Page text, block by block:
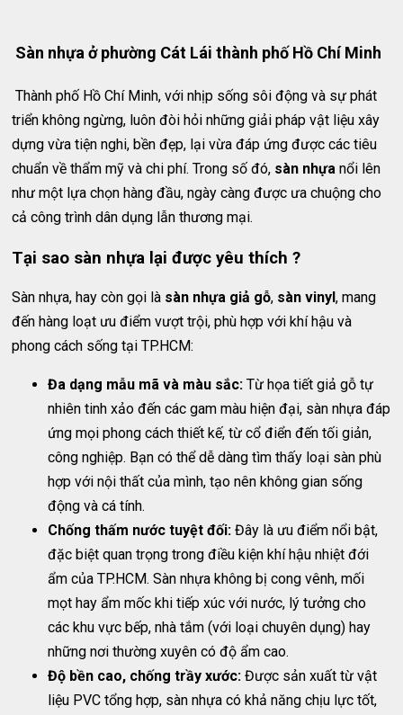
Sàn nhựa ở phường Cát Lái thành phố Hồ Chí Minh
Thành phố Hồ Chí Minh, với nhịp sống sôi động và sự phát
triển không ngừng, luôn đòi hỏi những giải pháp vật liệu xây
dựng vừa tiện nghi, bền đẹp, lại vừa đáp ứng được các tiêu
chuẩn về thẩm mỹ và chi phí. Trong số đó, sàn nhựa nổi lên
như một lựa chọn hàng đầu, ngày càng được ưa chuộng cho
cả công trình dân dụng lẫn thương mại.
Tại sao sàn nhựa lại được yêu thích ?
Sàn nhựa, hay còn gọi là sàn nhựa giả gỗ, sàn vinyl, mang
đến hàng loạt ưu điểm vượt trội, phù hợp với khí hậu và
phong cách sống tại TP.HCM:
Đa dạng mẫu mã và màu sắc: Từ họa tiết giả gỗ tự
nhiên tinh xảo đến các gam màu hiện đại, sàn nhựa đáp
ứng mọi phong cách thiết kế, từ cổ điển đến tối giản,
công nghiệp. Bạn có thể dễ dàng tìm thấy loại sàn phù
hợp với nội thất của mình, tạo nên không gian sống
động và cá tính.
Chống thấm nước tuyệt đối: Đây là ưu điểm nổi bật,
đặc biệt quan trọng trong điều kiện khí hậu nhiệt đới
ẩm của TP.HCM. Sàn nhựa không bị cong vênh, mối
mọt hay ẩm mốc khi tiếp xúc với nước, lý tưởng cho
các khu vực bếp, nhà tắm (với loại chuyên dụng) hay
những nơi thường xuyên có độ ẩm cao.
Độ bền cao, chống trầy xước: Được sản xuất từ vật
liệu PVC tổng hợp, sàn nhựa có khả năng chịu lực tốt,